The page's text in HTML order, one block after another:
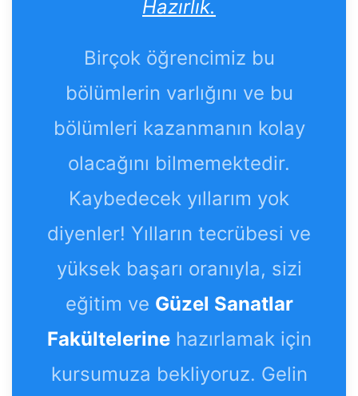
Hazırlık.
Birçok öğrencimiz bu
bölümlerin varlığını ve bu
bölümleri kazanmanın kolay
olacağını bilmemektedir.
Kaybedecek yıllarım yok
diyenler! Yılların tecrübesi ve
yüksek başarı oranıyla, sizi
eğitim ve Güzel Sanatlar
Fakültelerinehazırlamak için
kursumuza bekliyoruz. Gelin